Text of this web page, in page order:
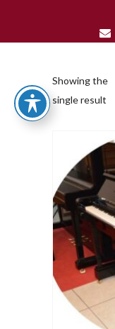
Showing the
single result